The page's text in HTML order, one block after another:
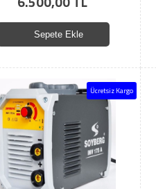
Sepete Ekle
Ücretsiz Kargo